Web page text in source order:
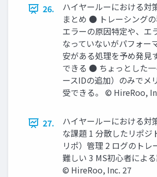
26.
ハイヤールーにおける対
まとめ ● トレーシング
エラーの原因特定や、エ
なっていないがパフォー
安がある処理を予め発見
できる ● ちょっとした
ースIDの追加）のみでメ
受できる。 © HireRoo,
27.
ハイヤールーにおける対
な課題 1 分散したリポジ
リポ）管理 2 ログのトレ
難しい 3 MS初心者によ
© HireRoo, Inc. 27